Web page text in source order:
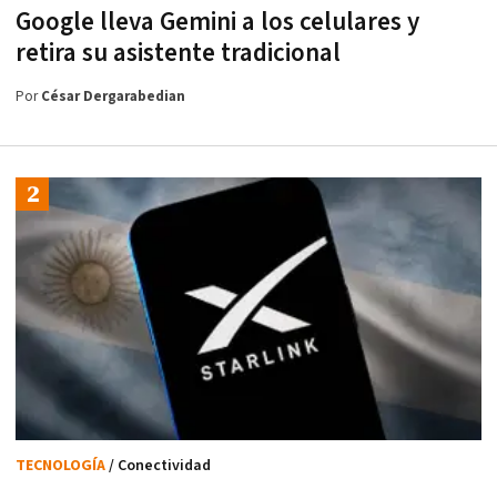
Google lleva Gemini a los celulares y
retira su asistente tradicional
PorCésar Dergarabedian
TECNOLOGÍA/ Conectividad